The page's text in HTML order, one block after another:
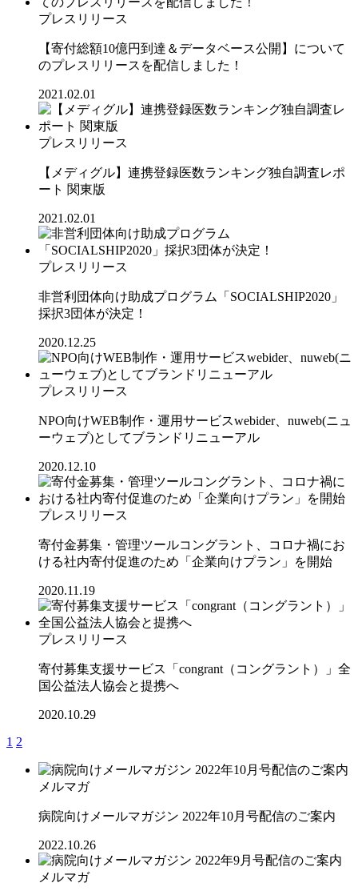
プレスリリース
【寄付総額10億円到達＆データベース公開】について
のプレスリリースを配信しました！
2021.02.01
プレスリリース
【メディグル】連携登録医数ランキング独⾃調査レポ
ート 関東版
2021.02.01
プレスリリース
非営利団体向け助成プログラム「SOCIALSHIP2020」
採択3団体が決定！
2020.12.25
プレスリリース
NPO向けWEB制作・運用サービスwebider、nuweb(ニュ
ーウェブ)としてブランドリニューアル
2020.12.10
プレスリリース
寄付金募集・管理ツールコングラント、コロナ禍にお
ける社内寄付促進のため「企業向けプラン」を開始
2020.11.19
プレスリリース
寄付募集支援サービス「congrant（コングラント）」全
国公益法人協会と提携へ
2020.10.29
1 2
メルマガ
病院向けメールマガジン 2022年10月号配信のご案内
2022.10.26
メルマガ